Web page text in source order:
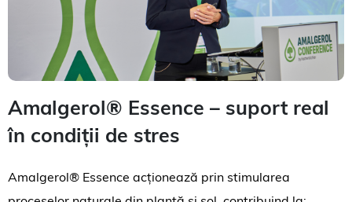
Amalgerol® Essence – suport real
în condiții de stres
Amalgerol® Essence acționează prin stimularea